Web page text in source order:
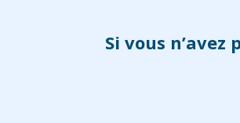
Si vous